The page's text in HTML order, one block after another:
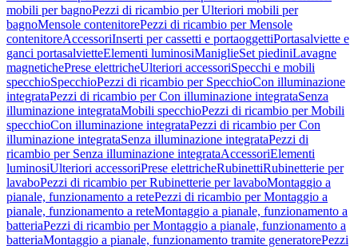
mobili per bagnoPezzi di ricambio per Ulteriori mobili per
bagnoMensole contenitorePezzi di ricambio per Mensole
contenitoreAccessoriInserti per cassetti e portaoggettiPortasalviette e
ganci portasalvietteElementi luminosiManiglieSet piediniLavagne
magnetichePrese elettricheUlteriori accessoriSpecchi e mobili
specchioSpecchioPezzi di ricambio per SpecchioCon illuminazione
integrataPezzi di ricambio per Con illuminazione integrataSenza
illuminazione integrataMobili specchioPezzi di ricambio per Mobili
specchioCon illuminazione integrataPezzi di ricambio per Con
illuminazione integrataSenza illuminazione integrataPezzi di
ricambio per Senza illuminazione integrataAccessoriElementi
luminosiUlteriori accessoriPrese elettricheRubinettiRubinetterie per
lavaboPezzi di ricambio per Rubinetterie per lavaboMontaggio a
pianale, funzionamento a retePezzi di ricambio per Montaggio a
pianale, funzionamento a reteMontaggio a pianale, funzionamento a
batteriaPezzi di ricambio per Montaggio a pianale, funzionamento a
batteriaMontaggio a pianale, funzionamento tramite generatorePezzi